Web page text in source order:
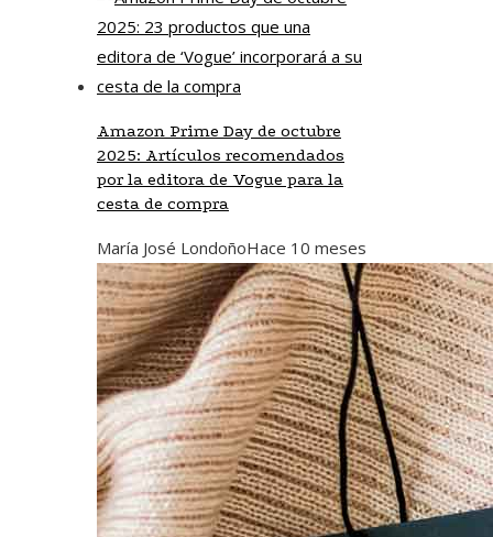
Amazon Prime Day de octubre
2025: Artículos recomendados
por la editora de Vogue para la
cesta de compra
María José LondoñoHace 10 meses